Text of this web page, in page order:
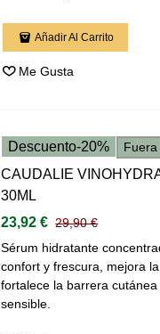
Añadir Al Carrito
Me Gusta
Descuento-20%
CAUDALIE
30ML
23,92 € 29,90 €
Sérum hidratante
confort y frescura, mejora
fortalece la barrera
sensible.